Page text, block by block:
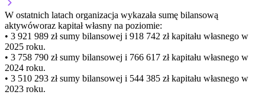
W ostatnich latach organizacja wykazała sumę bilansową
aktywóworaz kapitał własny na poziomie:
• 3 921 989 złsumy bilansowej i 918 742 zł kapitału własnego w
2025 roku.
• 3 758 790 złsumy bilansowej i 766 617 zł kapitału własnego w
2024 roku.
• 3 510 293 złsumy bilansowej i 544 385 zł kapitału własnego w
2023 roku.